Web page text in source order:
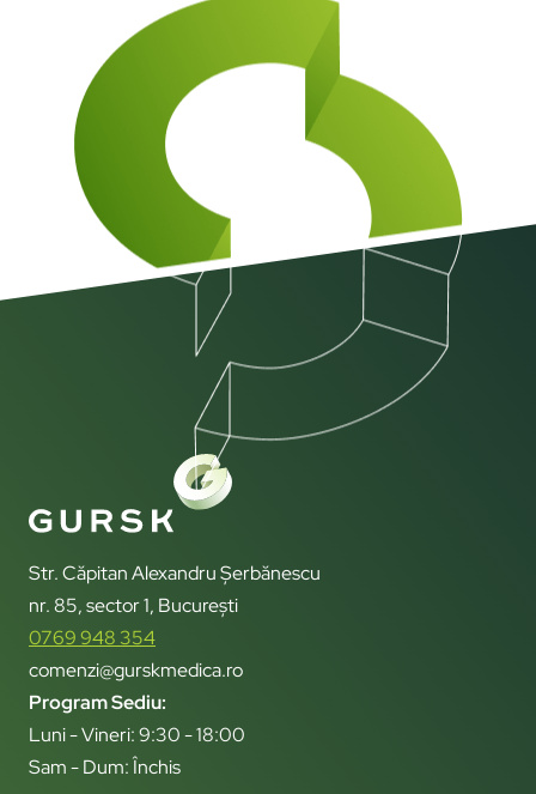
Str. Căpitan Alexandru Șerbănescu
nr. 85, sector 1, București
0769 948 354
comenzi@gurskmedica.ro
Program Sediu:
Luni - Vineri: 9:30 - 18:00
Sam - Dum: Închis